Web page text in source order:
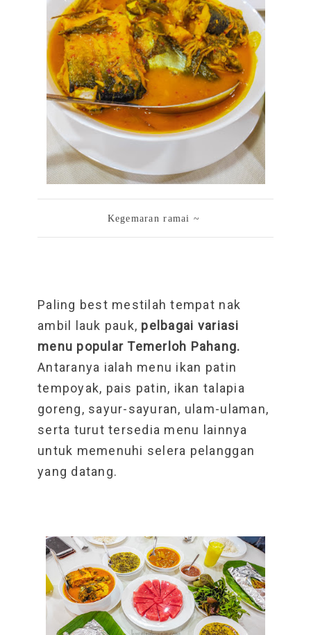
Kegemaran ramai ~
Paling best mestilah tempat nak
ambil lauk pauk, pelbagai variasi
menu popular Temerloh Pahang.
Antaranya ialah menu ikan patin
tempoyak, pais patin, ikan talapia
goreng, sayur-sayuran, ulam-ulaman,
serta turut tersedia menu lainnya
untuk memenuhi selera pelanggan
yang datang.